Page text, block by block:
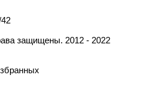
защищены. 2012 - 2022